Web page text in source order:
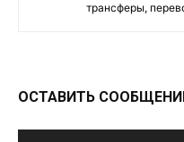
трансферы,
ОСТАВИТЬ